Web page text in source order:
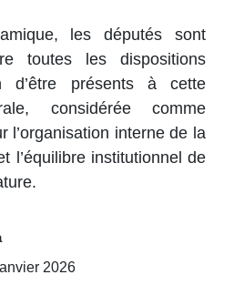
les députés sont
toutes les dispositions
d’être présents à cette
considérée comme
l’organisation interne de la
l’équilibre institutionnel de
2026